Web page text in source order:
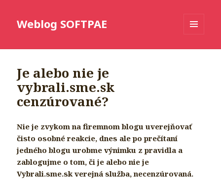
Weblog SOFTPAE
Je alebo nie je
vybrali.sme.sk
cenzúrované?
Nie je zvykom na firemnom blogu uverejňovať
čisto osobné reakcie, dnes ale po prečítaní
jedného blogu urobme výnimku z pravidla a
zablogujme o tom, či je alebo nie je
Vybrali.sme.sk verejná služba, necenzúrovaná.